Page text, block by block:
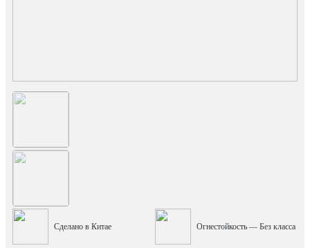
Сделано в Китае Огнестойкость — Без класса